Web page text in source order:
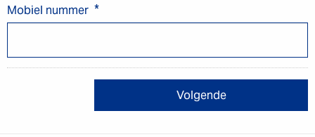
Mobiel nummer *